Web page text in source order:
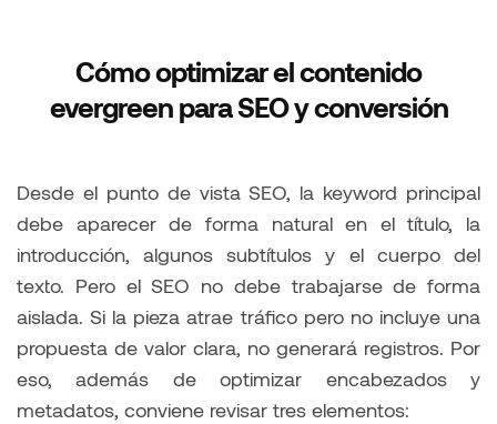
Cómo optimizar el contenido
evergreen para SEO y conversión
Desde el punto de vista SEO, la keyword principal
debe aparecer de forma natural en el título, la
introducción, algunos subtítulos y el cuerpo del
texto. Pero el SEO no debe trabajarse de forma
aislada. Si la pieza atrae tráfico pero no incluye una
propuesta de valor clara, no generará registros. Por
eso, además de optimizar encabezados y
metadatos, conviene revisar tres elementos: